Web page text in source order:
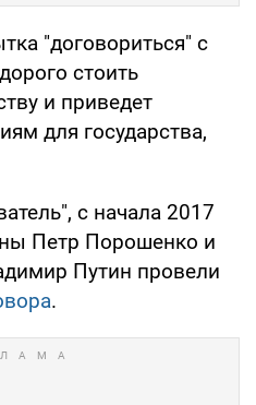
"договориться" с
стоить
и приведет
для государства,
с начала 2017
Петр Порошенко и
Путин провели
.